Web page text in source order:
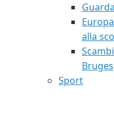
alla
Bruges
Sport